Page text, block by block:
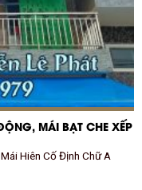
MÁI BẠT CHE XẾP
Hiên Cố Định Chữ A